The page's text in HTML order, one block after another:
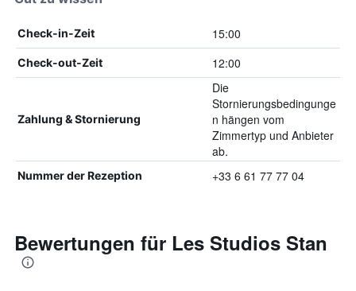
Check-in-Zeit 15:00
Check-out-Zeit 12:00
Zahlung & Stornierung
Die
Stornierungsbedingunge
n hängen vom
Zimmertyp und Anbieter
ab.
Nummer der Rezeption +33 6 61 77 77 04
Bewertungen für Les Studios Stan